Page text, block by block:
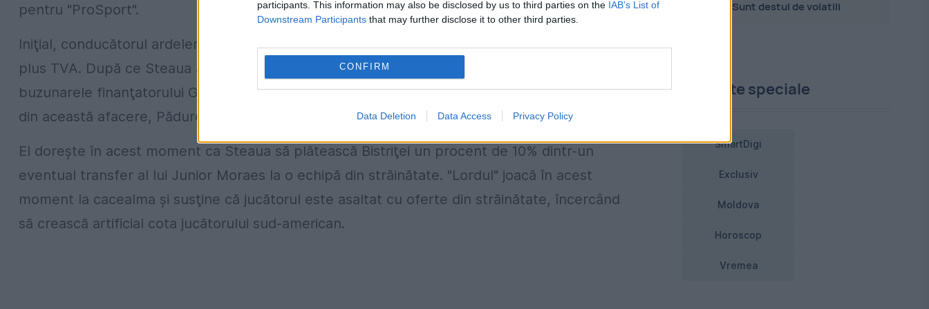
participants. This information may also be disclosed by us to third parties on the IAB’s List of
Downstream Participants that may further disclose it to other third parties.
CONFIRM
Data Deletion Data Access Privacy Policy
pentru "ProSport".
Iniţial, conducătorul ardelenilor a solicitat pentru Junior Moraes suma de un milion de euro,
plus TVA. După ce Steaua a reuşit să îl transfere pe Bogdan Stancu la Galatasaray, iar
buzunarele finanţatorului Gigi Becali s-au umplut cu 3 milioane de euro, bani care i-au revenit
din această afacere, Pădureanu şi-a schimbat pretenţiile.
El doreşte în acest moment ca Steaua să plătească Bistriţei un procent de 10% dintr-un
eventual transfer al lui Junior Moraes la o echipă din străinătate. "Lordul" joacă în acest
moment la cacealma şi susţine că jucătorul este asaltat cu oferte din străinătate, încercând
să crească artificial cota jucătorului sud-american.
Sunt destul de volatili
Proiecte speciale
SmartDigi
Exclusiv
Moldova
Horoscop
Vremea